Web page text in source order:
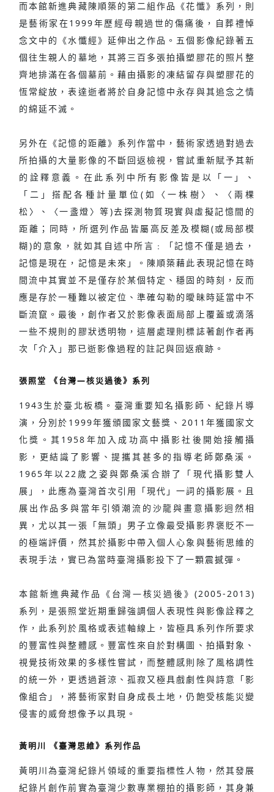
而本館新進典藏陳順築的第二組作品《花懺》系列，則
是藝術家在1999年歷經母親過世的傷痛後，自葬禮悼
念文中的《水懺經》延伸出之作品。五個影像紀錄著五
個往生親人的墓地，其將三百多張拍攝塑膠花的照片整
齊地排滿在各個墓前。藉由攝影的凍結留存與塑膠花的
恆常綻放，表達逝者將於自身記憶中永存與其追念之情
的綿延不滅。
另外在《記憶的距離》系列作當中，藝術家透過對過去
所拍攝的大量影像的不斷回返檢視，嘗試重新賦予其新
的詮釋意義。在此系列中所有影像皆是以「一」、
「二」搭配各種計量單位(如〈一株樹〉、〈兩棵
松〉、〈一盞燈〉等)去探測物質現實與虛擬記憶間的
距離；同時，所選列作品皆屬高反差及模糊(或局部模
糊)的意象，就如其自述中所言﹕「記憶不僅是過去，
記憶是現在，記憶是未來」。陳順築藉此表現記憶在時
間流中其實並不是僅存於某個特定、穩固的時刻，反而
應是存於一種難以被定位、準確勾勒的曖昧時延當中不
斷流竄。最後，創作者又於影像表面局部上覆蓋或滴落
一些不規則的膠狀透明物，這層處理則標誌著創作者再
次「介入」那已逝影像過程的註記與回返痕跡。
張照堂 《台灣—核災過後》系列
1943生於臺北板橋。臺灣重要知名攝影師、紀錄片導
演，分別於1999年獲頒國家文藝獎、2011年獲國家文
化獎。其1958年加入成功高中攝影社後開始接觸攝
影，更結識了影響、提攜其甚多的指導老師鄭桑溪。
1965年以22歲之姿與鄭桑溪合辦了「現代攝影雙人
展」，此應為臺灣首次引用「現代」一詞的攝影展。且
展出作品多與當年引領潮流的沙龍與畫意攝影迥然相
異，尤以其一張「無頭」男子立像最受攝影界褒貶不一
的極端評價，然其於攝影中帶入個人心象與藝術思維的
表現手法，實已為當時臺灣攝影投下了一顆震撼彈。
本館新進典藏作品《台灣—核災過後》(2005-2013)
系列，是張照堂近期重歸強調個人表現性與影像詮釋之
作，此系列於風格或表述軸線上，皆極具系列作所要求
的豐富性與整體感。豐富性來自於對構圖、拍攝對象、
視覺技術效果的多樣性嘗試，而整體感則除了風格調性
的統一外，更透過蒼涼、孤寂又極具戲劇性與詩意「影
像組合」，將藝術家對自身成長土地，仍飽受核能災變
侵害的威脅想像予以具現。
黃明川 《臺灣思維》系列作品
黃明川為臺灣紀錄片領域的重要指標性人物，然其發展
紀錄片創作前實為臺灣少數專業棚拍的攝影師，其身兼